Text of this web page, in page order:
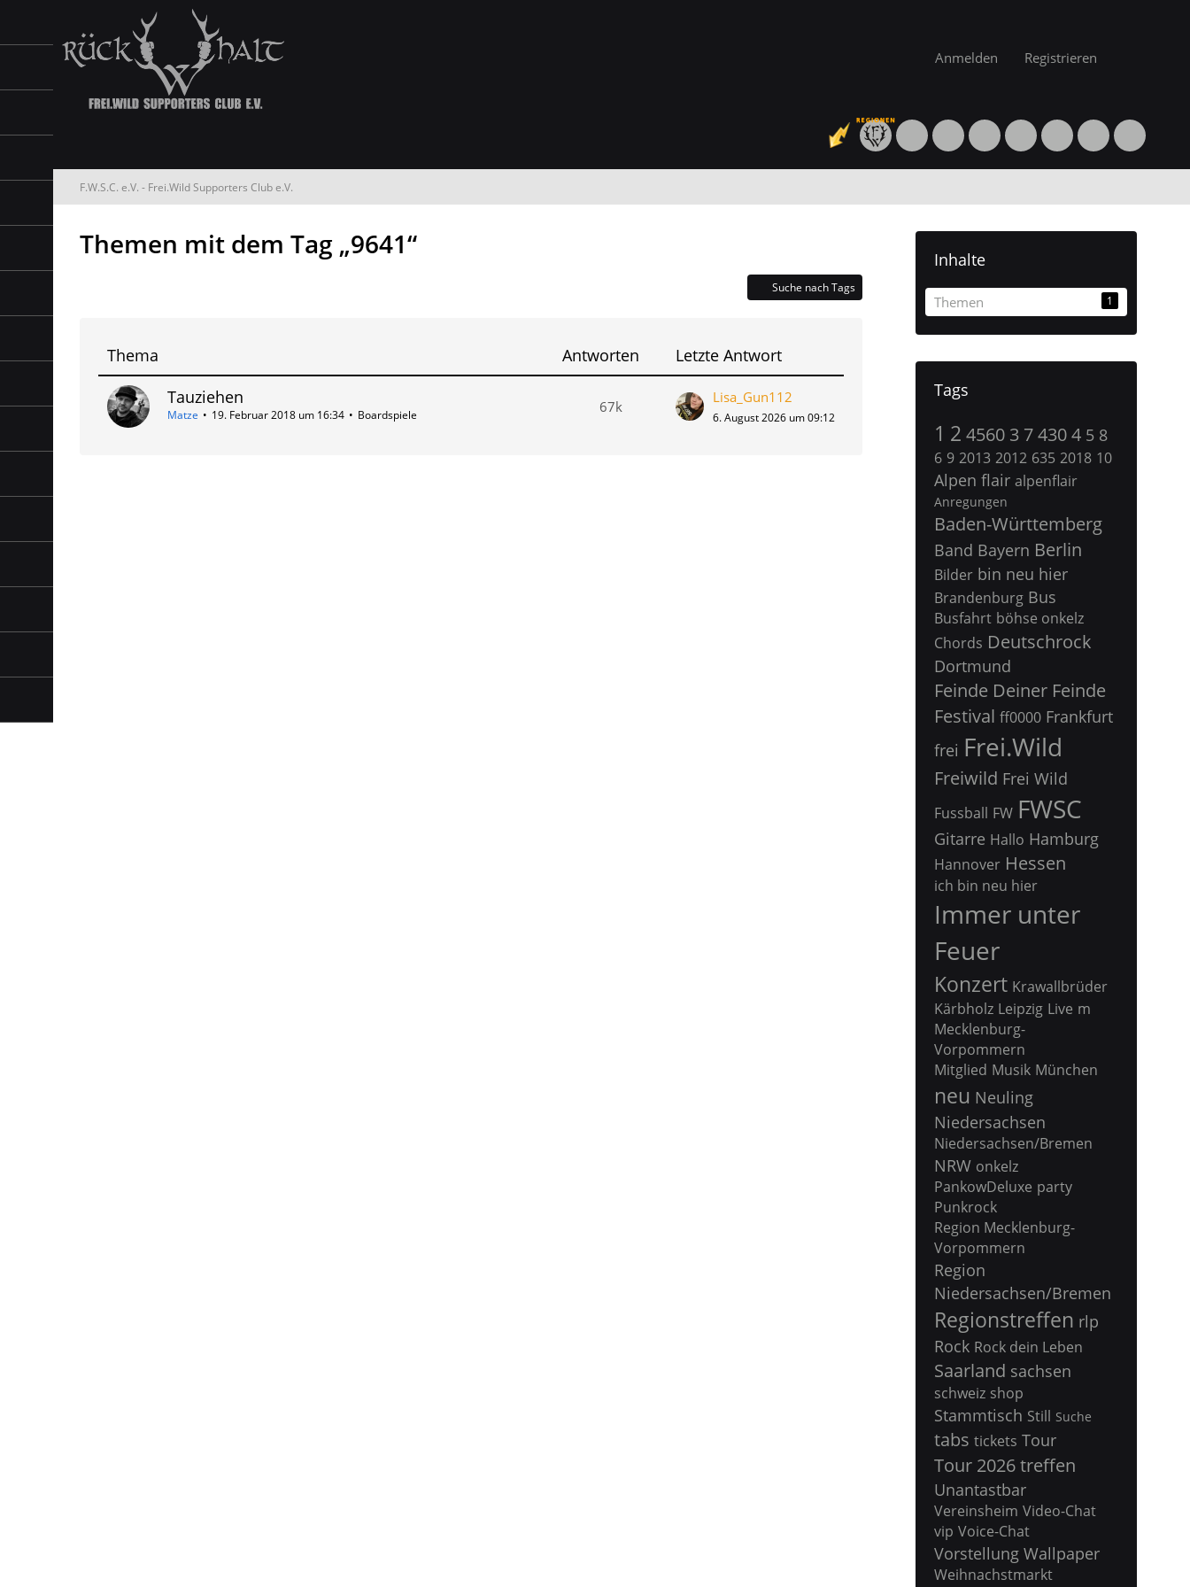
Anmelden Registrieren
F.W.S.C. e.V. - Frei.Wild Supporters Club e.V.
Themen mit dem Tag „9641“
Suche nach Tags
Thema Antworten
Letzte Antwort
Tauziehen
Matze 19. Februar 2018 um 16:34 Boardspiele 67k
Lisa_Gun112
6. August 2026 um 09:12
Inhalte
Themen 1
Tags
1 2 4560 3 74304 5 8
6 9 2013 2012 635 2018 10
Alpen flair alpenflair
Anregungen
Baden-Württemberg
Band Bayern Berlin
Bilder bin neu hier
Brandenburg Bus
Busfahrt böhse onkelz
Chords Deutschrock
Dortmund
Feinde Deiner Feinde
Festival ff0000 Frankfurt
frei Frei.Wild
Freiwild Frei Wild
Fussball FW FWSC
Gitarre Hallo Hamburg
Hannover Hessen
ich bin neu hier
Immer unter
Feuer
Konzert Krawallbrüder
Kärbholz Leipzig Live m
Mecklenburg-
Vorpommern
Mitglied Musik München
neu Neuling
Niedersachsen
Niedersachsen/Bremen
NRW onkelz
PankowDeluxe party
Punkrock
Region Mecklenburg-
Vorpommern
Region
Niedersachsen/Bremen
Regionstreffen rlp
Rock Rock dein Leben
Saarland sachsen
schweiz shop
Stammtisch Still Suche
tabs tickets Tour
Tour 2026treffen
Unantastbar
Vereinsheim Video-Chat
vip Voice-Chat
Vorstellung Wallpaper
Weihnachstmarkt